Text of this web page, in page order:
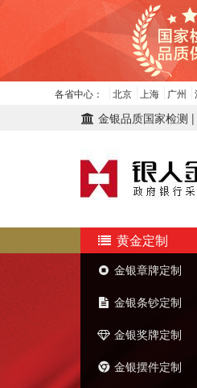
各省中心： 北京 上海 广州
金银品质国家检测
黄金定制
金银章牌定制
金银条钞定制
金银奖牌定制
金银摆件定制